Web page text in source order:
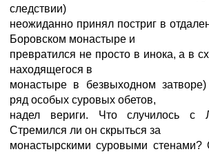
следствии)
неожиданно принял постриг в
Боровском монастыре и
превратился не просто в инока, а в
находящегося в
монастыре в безвыходном
ряд особых суровых обетов,
надел вериги. Что случилось с
Стремился ли он скрыться за
монастырскими суровыми стенами?